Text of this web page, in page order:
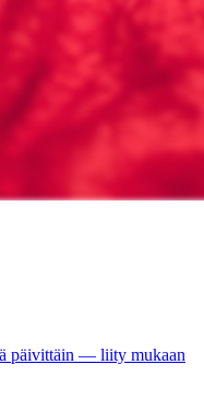
päivittäin — liity mukaan